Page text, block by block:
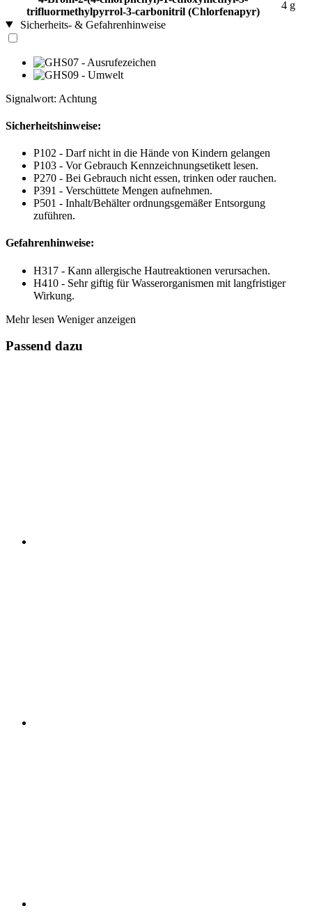
trifluormethylpyrrol-3-carbonitril (Chlorfenapyr)
4 g
Sicherheits- & Gefahrenhinweise
Signalwort: Achtung
Sicherheitshinweise:
P102 - Darf nicht in die Hände von Kindern gelangen
P103 - Vor Gebrauch Kennzeichnungsetikett lesen.
P270 - Bei Gebrauch nicht essen, trinken oder rauchen.
P391 - Verschüttete Mengen aufnehmen.
P501 - Inhalt/Behälter ordnungsgemäßer Entsorgung
zuführen.
Gefahrenhinweise:
H317 - Kann allergische Hautreaktionen verursachen.
H410 - Sehr giftig für Wasserorganismen mit langfristiger
Wirkung.
Mehr lesen Weniger anzeigen
Passend dazu